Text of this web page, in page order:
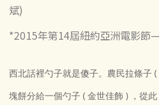
斌)
*2015年第14屆紐約亞洲電影節
西北話裡勺子就是傻子。農民拉條子
塊餅分給一個勺子 ( 金世佳飾 ) ，從